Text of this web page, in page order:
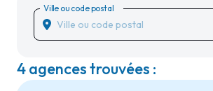
Ville ou code postal
4 agences trouvées :